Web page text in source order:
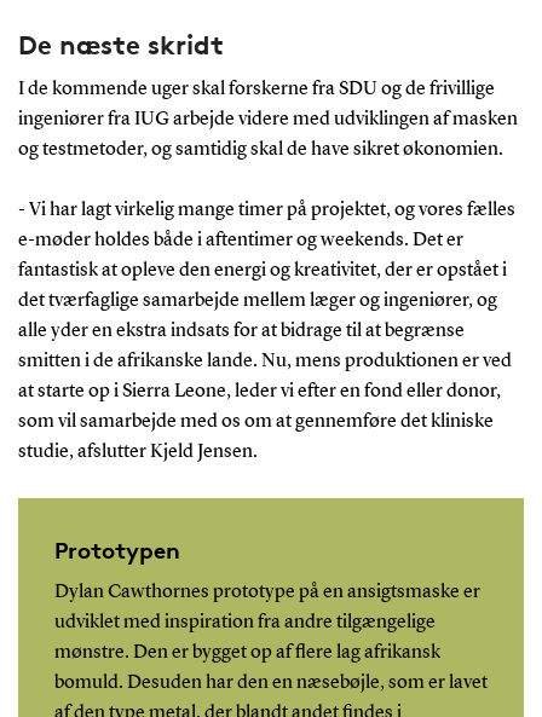
De næste skridt
I de kommende uger skal forskerne fra SDU og de frivillige
ingeniører fra IUG arbejde videre med udviklingen af masken
og testmetoder, og samtidig skal de have sikret økonomien.
- Vi har lagt virkelig mange timer på projektet, og vores fælles
e-møder holdes både i aftentimer og weekends. Det er
fantastisk at opleve den energi og kreativitet, der er opstået i
det tværfaglige samarbejde mellem læger og ingeniører, og
alle yder en ekstra indsats for at bidrage til at begrænse
smitten i de afrikanske lande. Nu, mens produktionen er ved
at starte op i Sierra Leone, leder vi efter en fond eller donor,
som vil samarbejde med os om at gennemføre det kliniske
studie, afslutter Kjeld Jensen.
Prototypen
Dylan Cawthornes prototype på en ansigtsmaske er
udviklet med inspiration fra andre tilgængelige
mønstre. Den er bygget op af flere lag afrikansk
bomuld. Desuden har den en næsebøjle, som er lavet